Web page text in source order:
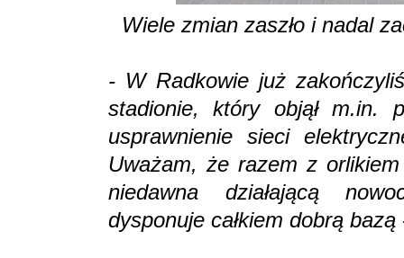
Wiele zmian zaszło i nadal
- W Radkowie już
stadionie, który objął m.in.
usprawnienie sieci
Uważam, że razem z
niedawna działającą
dysponuje całkiem dobrą bazą